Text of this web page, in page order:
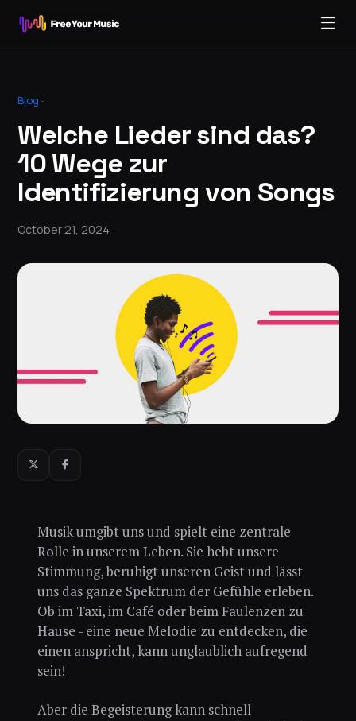
Blog ·
Welche Lieder sind das?
10 Wege zur
Identifizierung von Songs
October 21, 2024
Musik umgibt uns und spielt eine zentrale
Rolle in unserem Leben. Sie hebt unsere
Stimmung, beruhigt unseren Geist und lässt
uns das ganze Spektrum der Gefühle erleben.
Ob im Taxi, im Café oder beim Faulenzen zu
Hause - eine neue Melodie zu entdecken, die
einen anspricht, kann unglaublich aufregend
sein!
Aber die Begeisterung kann schnell